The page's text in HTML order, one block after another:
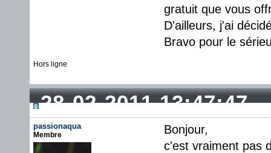
gratuit que vous
D'ailleurs, j'ai
Bravo pour le
Hors ligne
28-02-2011 13:47:47
passionaqua
Membre
Bonjour,
c'est vraiment pas